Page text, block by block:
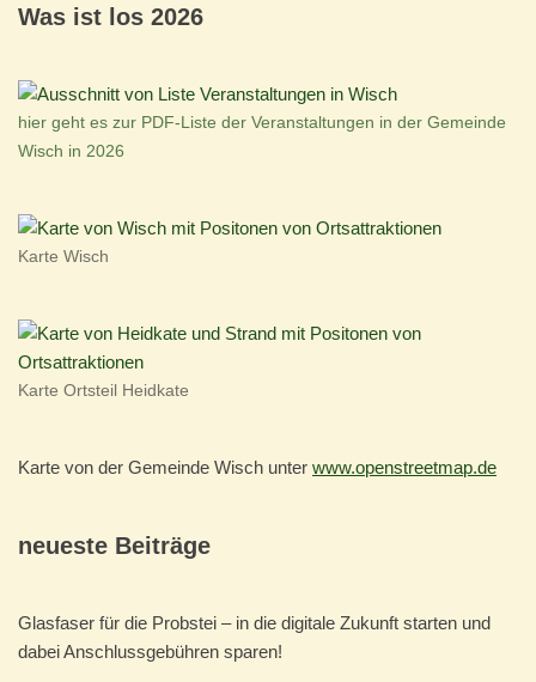
Was ist los 2026
hier geht es zur PDF-Liste der Veranstaltungen in der Gemeinde
Wisch in 2026
Karte Wisch
Karte Ortsteil Heidkate
Karte von der Gemeinde Wisch unter www.openstreetmap.de
neueste Beiträge
Glasfaser für die Probstei – in die digitale Zukunft starten und
dabei Anschlussgebühren sparen!